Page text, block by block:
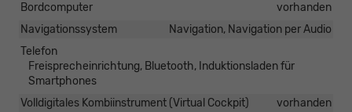
Bordcomputer
vorhanden
Navigationssystem
Navigation, Navigation per Audio
Telefon
Freisprecheinrichtung, Bluetooth, Induktionsladen für
Smartphones
Volldigitales Kombiinstrument (Virtual Cockpit)
vorhanden